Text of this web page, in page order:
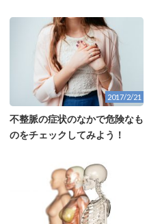
2017/2/21
不整脈の症状のなかで危険なも
のをチェックしてみよう！